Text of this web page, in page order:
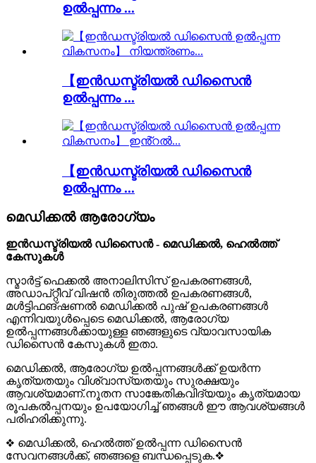
ഉൽപ്പന്നം ...
【ഇൻഡസ്ട്രിയൽ ഡിസൈൻ
ഉൽപ്പന്നം ...
【ഇൻഡസ്ട്രിയൽ ഡിസൈൻ
ഉൽപ്പന്നം ...
മെഡിക്കൽ ആരോഗ്യം
ഇൻഡസ്ട്രിയൽ ഡിസൈൻ - മെഡിക്കൽ, ഹെൽത്ത്
കേസുകൾ
സ്മാർട്ട് ഫെക്കൽ അനാലിസിസ് ഉപകരണങ്ങൾ,
അഡാപ്റ്റീവ് വിഷൻ തിരുത്തൽ ഉപകരണങ്ങൾ,
മൾട്ടിഫങ്ഷണൽ മെഡിക്കൽ പുഷ് ഉപകരണങ്ങൾ
എന്നിവയുൾപ്പെടെ മെഡിക്കൽ, ആരോഗ്യ
ഉൽപ്പന്നങ്ങൾക്കായുള്ള ഞങ്ങളുടെ വ്യാവസായിക
ഡിസൈൻ കേസുകൾ ഇതാ.
മെഡിക്കൽ, ആരോഗ്യ ഉൽപ്പന്നങ്ങൾക്ക് ഉയർന്ന
കൃത്യതയും വിശ്വാസ്യതയും സുരക്ഷയും
ആവശ്യമാണ്.നൂതന സാങ്കേതികവിദ്യയും കൃത്യമായ
രൂപകൽപ്പനയും ഉപയോഗിച്ച് ഞങ്ങൾ ഈ ആവശ്യങ്ങൾ
പരിഹരിക്കുന്നു.
❖ മെഡിക്കൽ, ഹെൽത്ത് ഉൽപ്പന്ന ഡിസൈൻ
സേവനങ്ങൾക്ക്, ഞങ്ങളെ ബന്ധപ്പെടുക.❖